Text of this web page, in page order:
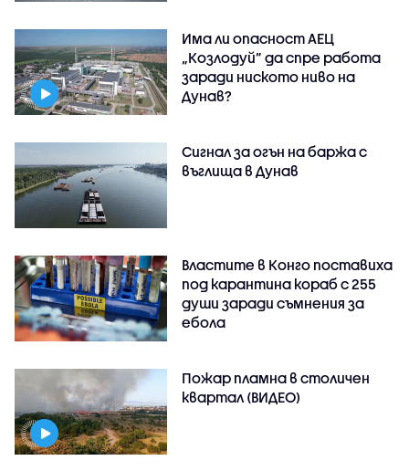
Има ли опасност АЕЦ
„Козлодуй” да спре работа
заради ниското ниво на
Дунав?
Сигнал за огън на баржа с
въглища в Дунав
Властите в Конго поставиха
под карантина кораб с 255
души заради съмнения за
ебола
Пожар пламна в столичен
квартал (ВИДЕО)